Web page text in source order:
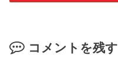
コメントを残す